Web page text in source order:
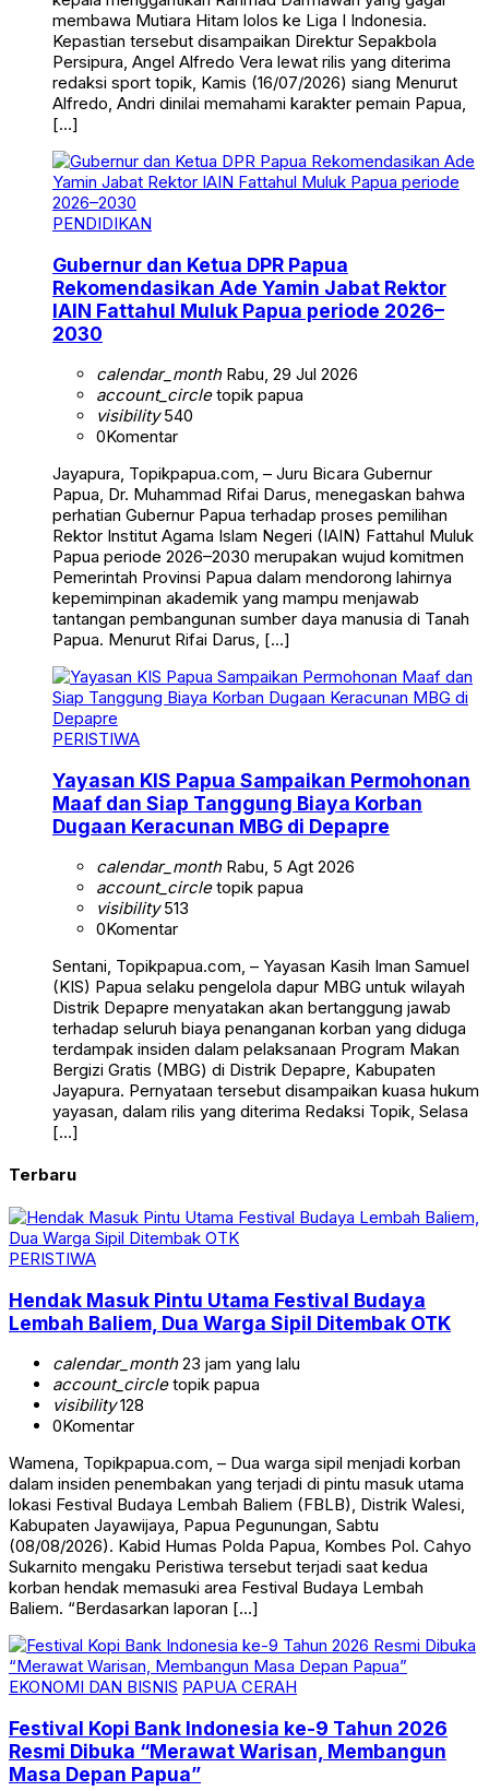
membawa Mutiara Hitam lolos ke Liga I Indonesia.
Kepastian tersebut disampaikan Direktur Sepakbola
Persipura, Angel Alfredo Vera lewat rilis yang diterima
redaksi sport topik, Kamis (16/07/2026) siang Menurut
Alfredo, Andri dinilai memahami karakter pemain Papua,
[…]
PENDIDIKAN
Gubernur dan Ketua DPR Papua
Rekomendasikan Ade Yamin Jabat Rektor
IAIN Fattahul Muluk Papua periode 2026–
2030
calendar_monthRabu, 29 Jul 2026
account_circletopik papua
visibility540
0Komentar
Jayapura, Topikpapua.com, – Juru Bicara Gubernur
Papua, Dr. Muhammad Rifai Darus, menegaskan bahwa
perhatian Gubernur Papua terhadap proses pemilihan
Rektor Institut Agama Islam Negeri (IAIN) Fattahul Muluk
Papua periode 2026–2030 merupakan wujud komitmen
Pemerintah Provinsi Papua dalam mendorong lahirnya
kepemimpinan akademik yang mampu menjawab
tantangan pembangunan sumber daya manusia di Tanah
Papua. Menurut Rifai Darus, […]
PERISTIWA
Yayasan KIS Papua Sampaikan Permohonan
Maaf dan Siap Tanggung Biaya Korban
Dugaan Keracunan MBG di Depapre
calendar_monthRabu, 5 Agt 2026
account_circletopik papua
visibility513
0Komentar
Sentani, Topikpapua.com, – Yayasan Kasih Iman Samuel
(KIS) Papua selaku pengelola dapur MBG untuk wilayah
Distrik Depapre menyatakan akan bertanggung jawab
terhadap seluruh biaya penanganan korban yang diduga
terdampak insiden dalam pelaksanaan Program Makan
Bergizi Gratis (MBG) di Distrik Depapre, Kabupaten
Jayapura. Pernyataan tersebut disampaikan kuasa hukum
yayasan, dalam rilis yang diterima Redaksi Topik, Selasa
[…]
Terbaru
PERISTIWA
Hendak Masuk Pintu Utama Festival Budaya
Lembah Baliem, Dua Warga Sipil Ditembak OTK
calendar_month23 jam yang lalu
account_circletopik papua
visibility128
0Komentar
Wamena, Topikpapua.com, – Dua warga sipil menjadi korban
dalam insiden penembakan yang terjadi di pintu masuk utama
lokasi Festival Budaya Lembah Baliem (FBLB), Distrik Walesi,
Kabupaten Jayawijaya, Papua Pegunungan, Sabtu
(08/08/2026). Kabid Humas Polda Papua, Kombes Pol. Cahyo
Sukarnito mengaku Peristiwa tersebut terjadi saat kedua
korban hendak memasuki area Festival Budaya Lembah
Baliem. “Berdasarkan laporan […]
EKONOMI DAN BISNIS PAPUA CERAH
Festival Kopi Bank Indonesia ke-9 Tahun 2026
Resmi Dibuka “Merawat Warisan, Membangun
Masa Depan Papua”